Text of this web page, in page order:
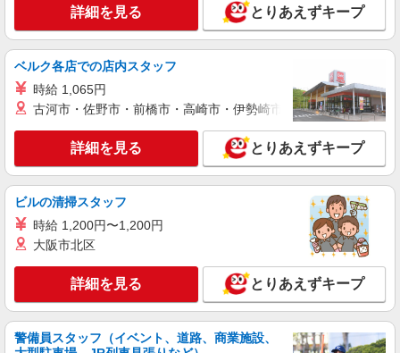
調理師【アルバイト・パート】
時給1,300円以上 試用期間中 時給1,300円以上
(試用期間2ヶ月) 残業が発生した場合、残業代を1
分単位で別途支給します。
小山工業高等専門学校 （栃木県小山市大字中
詳細を見る
派遣社員
ランスタッド株式会社 小山支店（小山事業所）/FOYT109090
調理師・調理補助
時給1400円 【月収例】週5日・月21日勤務の
場合：139650円、週4日・月16日勤務の場合：
106400円、週3日・月12日勤務の場合：79800円
※交通費実費支給／当社規定あり。
栃木県小山市 国道50線・新国道4号線へのアク
セス良好
キープ 詳細を見る
詳細を見る とりあえずキープ
ベルク各店での店内スタッフ
時給 1,065円
古河市・佐野市・前橋市・高崎市・伊勢崎市・太田市・館林市
詳細を見る とりあえずキープ
ビルの清掃スタッフ
時給 1,200円〜1,200円
大阪市北区
詳細を見る とりあえずキープ
警備員スタッフ（イベント、道路、商業施設、